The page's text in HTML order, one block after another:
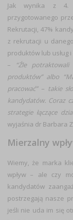
Jak wynika z 4.
przygotowanego
Rekrutacji, 47%
z rekrutacji u
produktów lub usług
–
“Źle
produktów” albo
pracować” – takie
kandydatów. Coraz
strategie łączące
wyjaśnia dr Barbara
Mierzalny
Wiemy, że marka
wpływ – ale czy
kandydatów
postrzegają nasze
jeśli nie uda im się